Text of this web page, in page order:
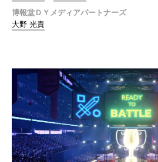
博報堂ＤＹメディアパートナーズ
大野 光貴